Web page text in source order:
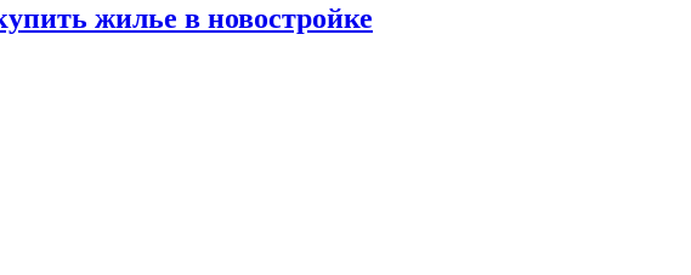
жилье в новостройке